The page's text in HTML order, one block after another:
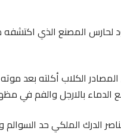
لحارس المصنع الذي
الكلاب أكلته بعد
الدماء بالارجل والفم في
الدرك الملكي حد